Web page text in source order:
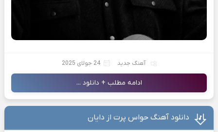
آهنگ جدید 24 جولای 2025
ادامه مطلب + دانلود ...
دانلود آهنگ حواس پرت از دایان